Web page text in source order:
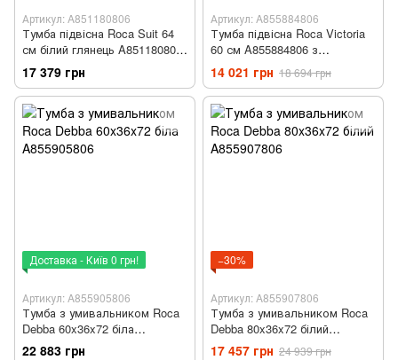
Артикул: A851180806
Тумба підвісна Roca Suit 64
см білий глянець A851180806
з раковиною
17 379 грн
Артикул: A855884806
Тумба підвісна Roca Victoria
60 см A855884806 з
умивальником
14 021 грн 18 694 грн
Доставка - Київ 0 грн!
Артикул: A855905806
Тумба з умивальником Roca
Debba 60x36x72 біла
A855905806
22 883 грн
−30%
Артикул: A855907806
Тумба з умивальником Roca
Debba 80x36x72 білий
A855907806
17 457 грн 24 939 грн